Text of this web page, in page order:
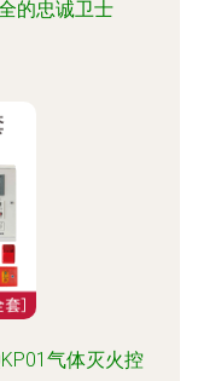
的忠诚卫士
气体灭火控